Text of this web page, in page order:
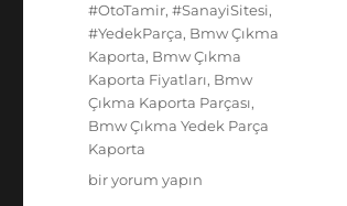
#OtoTamir,#SanayiSitesi,
#YedekParça, Bmw Çıkma
Kaporta, Bmw Çıkma
Kaporta Fiyatları, Bmw
Çıkma Kaporta Parçası,
Bmw Çıkma Yedek Parça
Kaporta
Bmw
bir yorum yapın